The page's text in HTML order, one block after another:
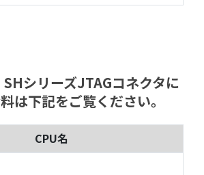
シリーズJTAGコネクタに
は下記をご覧ください。
CPU名